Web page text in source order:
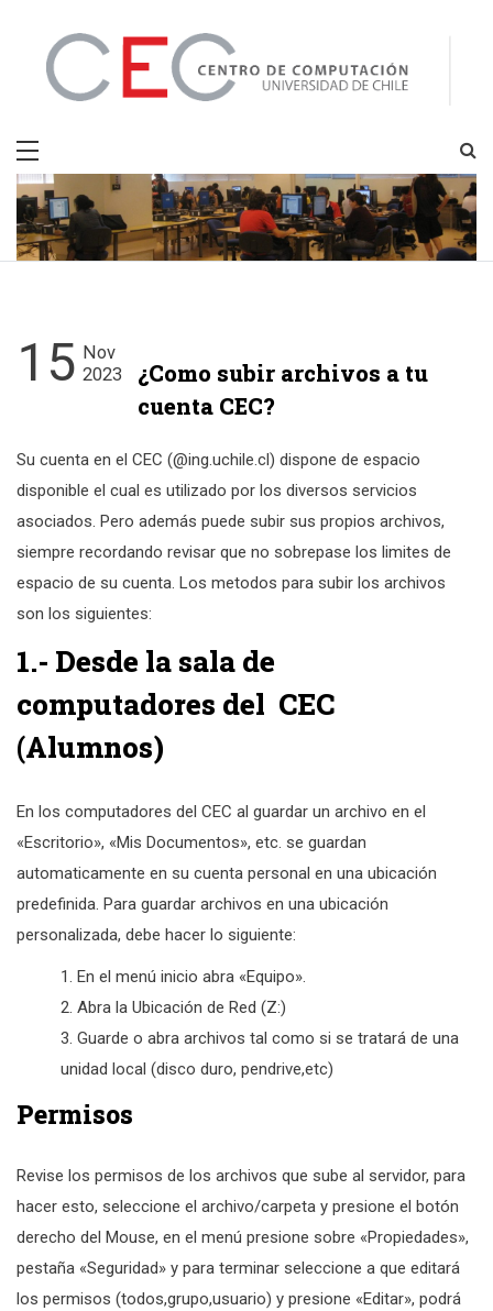
content
CEC
15 Nov
2023
¿Como subir archivos a tu
cuenta CEC?
Su cuenta en el CEC (@ing.uchile.cl) dispone de espacio
disponible el cual es utilizado por los diversos servicios
asociados. Pero además puede subir sus propios archivos,
siempre recordando revisar que no sobrepase los limites de
espacio de su cuenta. Los metodos para subir los archivos
son los siguientes:
1.- Desde la sala de
computadores del CEC
(Alumnos)
En los computadores del CEC al guardar un archivo en el
«Escritorio», «Mis Documentos», etc. se guardan
automaticamente en su cuenta personal en una ubicación
predefinida. Para guardar archivos en una ubicación
personalizada, debe hacer lo siguiente:
En el menú inicio abra «Equipo».
Abra la Ubicación de Red (Z:)
Guarde o abra archivos tal como si se tratará de una
unidad local (disco duro, pendrive,etc)
Permisos
Revise los permisos de los archivos que sube al servidor, para
hacer esto, seleccione el archivo/carpeta y presione el botón
derecho del Mouse, en el menú presione sobre «Propiedades»,
pestaña «Seguridad» y para terminar seleccione a que editará
los permisos (todos,grupo,usuario) y presione «Editar», podrá